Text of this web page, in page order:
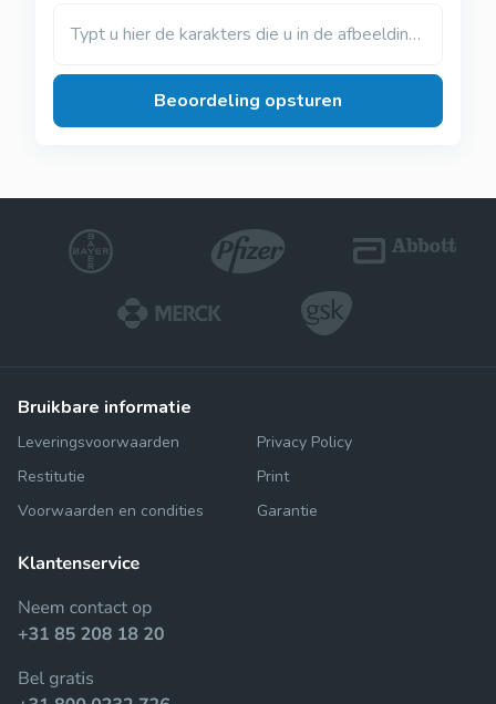
Typt u hier de karakters die u in de afbeelding ziet
Beoordeling opsturen
bruikbare informatie
Leveringsvoorwaarden
Restitutie
Voorwaarden en condities
Privacy Policy
Print
Garantie